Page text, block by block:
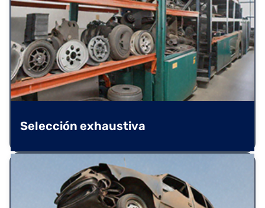
Selección exhaustiva